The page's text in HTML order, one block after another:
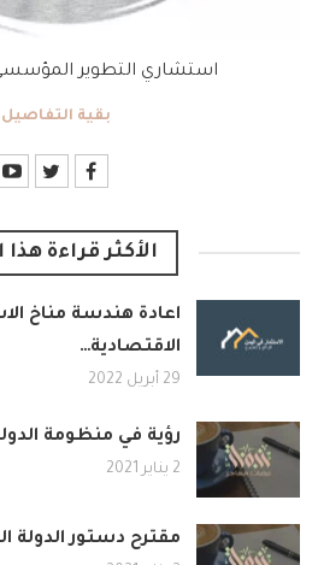
استشاري التطوير
بقية
الأكثر قراءة
اعادة هندسة مناخ
الاقتصادية…
29 أبريل 2022
رؤية في منظومة
2 يناير 2021
مقترح دستور الدولة